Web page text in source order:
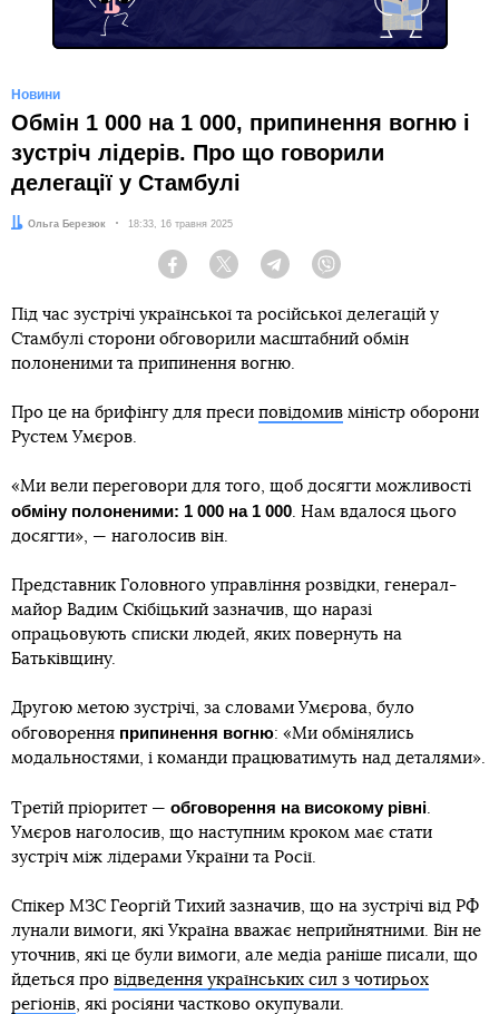
Новини
Обмін 1 000 на 1 000, припинення вогню і
зустріч лідерів. Про що говорили
делегації у Стамбулі
Автор:
Ольга Березюк Дата:
18:33, 16 травня 2025
Facebook Twitter Telegram
Під час зустрічі української та російської делегацій у
Стамбулі сторони обговорили масштабний обмін
полоненими та припинення вогню.
Про це на брифінгу для преси повідомив міністр оборони
Рустем Умєров.
«Ми вели переговори для того, щоб досягти можливості
обміну полоненими: 1 000 на 1 000 . Нам вдалося цього
досягти», — наголосив він.
Представник Головного управління розвідки, генерал-
майор Вадим Скібіцький зазначив, що наразі
опрацьовують списки людей, яких повернуть на
Батьківщину.
Другою метою зустрічі, за словами Умєрова, було
обговорення припинення вогню: «Ми обмінялись
модальностями, і команди працюватимуть над деталями».
Третій пріоритет — обговорення на високому рівні
Умєров наголосив, що наступним кроком має стати
зустріч між лідерами України та Росії.
Спікер МЗС Георгій Тихий зазначив, що на зустрічі від РФ
лунали вимоги, які Україна вважає неприйнятними. Він не
уточнив, які це були вимоги, але медіа раніше писали, що
йдеться про відведення українських сил з чотирьох
регіонів , які росіяни частково окупували.